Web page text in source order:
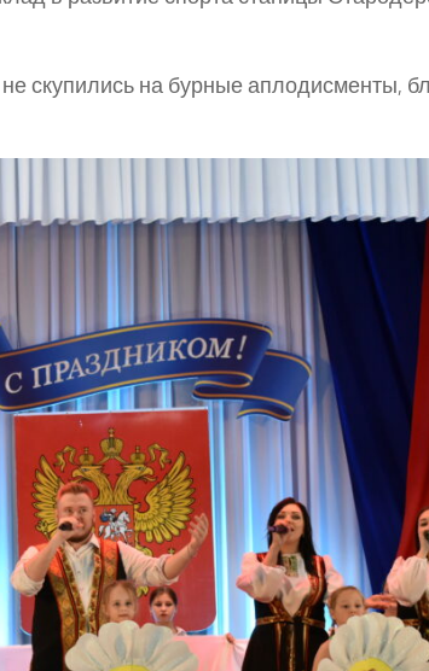
скупились на бурные аплодисменты,